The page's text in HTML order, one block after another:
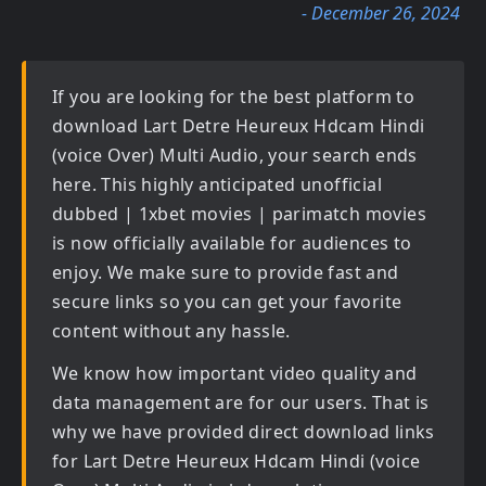
- December 26, 2024
If you are looking for the best platform to
download Lart Detre Heureux Hdcam Hindi
(voice Over) Multi Audio, your search ends
here. This highly anticipated unofficial
dubbed | 1xbet movies | parimatch movies
is now officially available for audiences to
enjoy. We make sure to provide fast and
secure links so you can get your favorite
content without any hassle.
We know how important video quality and
data management are for our users. That is
why we have provided direct download links
for Lart Detre Heureux Hdcam Hindi (voice